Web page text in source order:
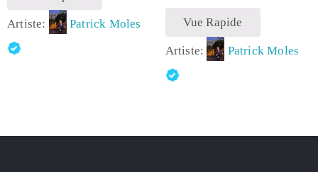
Artiste: Patrick Moles Vue Rapide
Artiste: Patrick Moles